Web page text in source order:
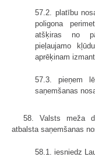
57.2. platību
poligona
atšķiras no
pieļaujamo
aprēķinam
57.3. pieņem
saņemšanas
58. Valsts meža
atbalsta saņemšanas
58.1. iesniedz